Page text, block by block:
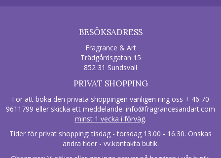
BESÖKSADRESS
Fragrance & Art
Trädgårdsgatan 15
852 31 Sundsvall
PRIVAT SHOPPING
För att boka den privata shoppingen vänligen ring oss + 46 70
9611799 eller skicka ett meddelande: info@fragrancesandart.com
minst 1 vecka i förväg.
Tider för privat shopping: tisdag - torsdag 13.00 - 16.30. Önskas
andra tider - vv.kontakta butik.